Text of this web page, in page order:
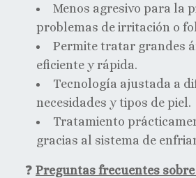
Menos agresivo para la
problemas de irritación o
Permite tratar grandes
eficiente y rápida.
Tecnología ajustada a
necesidades y tipos de piel.
Tratamiento
gracias al sistema de
❓​ Preguntas frecuentes